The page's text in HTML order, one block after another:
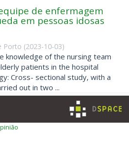
de enfermagem
em pessoas idosas
Porto (2023-10-03)
knowledge of the nursing team
patients in the hospital
Cross- sectional study, with a
out in two ...